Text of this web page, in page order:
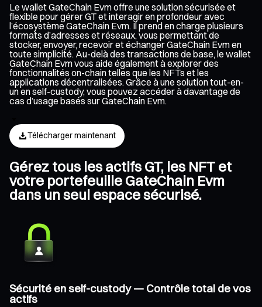
Le wallet GateChain Evm offre une solution sécurisée et
flexible pour gérer GT et interagir en profondeur avec
l’écosystème GateChain Evm. Il prend en charge plusieurs
formats d’adresses et réseaux, vous permettant de
stocker, envoyer, recevoir et échanger GateChain Evm en
toute simplicité. Au-delà des transactions de base, le wallet
GateChain Evm vous aide également à explorer des
fonctionnalités on-chain telles que les NFTs et les
applications décentralisées. Grâce à une solution tout-en-
un en self-custody, vous pouvez accéder à davantage de
cas d’usage basés sur GateChain Evm.
Télécharger maintenant
Gérez tous les actifs GT, les NFT et
votre portefeuille GateChain Evm
dans un seul espace sécurisé.
Sécurité en self-custody — Contrôle total de vos
actifs